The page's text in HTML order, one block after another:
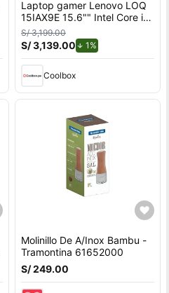
Laptop gamer Lenovo LOQ
15IAX9E 15.6"" Intel Core i5,
512GB SSD, 8GB RAM,
Windows 11 Home, gris
S/ 3,199.00
S/ 3,139.00 1%de descuento.
Coolbox
Molinillo De A/Inox Bambu -
Tramontina 61652000
S/ 249.00